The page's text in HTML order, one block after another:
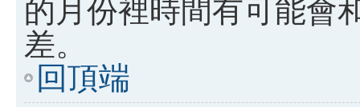
的月份裡時間有可能會
差。
回頂端